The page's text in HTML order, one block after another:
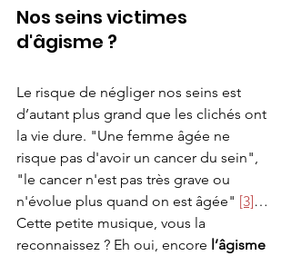
Nos seins victimes
d'âgisme ?
Le risque de négliger nos seins est
d’autant plus grand que les clichés ont
la vie dure. "Une femme âgée ne
risque pas d'avoir un cancer du sein",
"le cancer n'est pas très grave ou
n'évolue plus quand on est âgée" [3]…
Cette petite musique, vous la
reconnaissez ? Eh oui, encore l’âgisme